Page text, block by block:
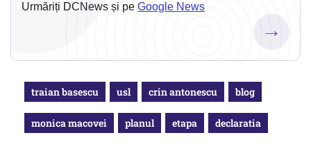
Urmăriți DCNews și pe Google News
→
traian basescu usl crin antonescu blog
monica macovei planul etapa declaratia